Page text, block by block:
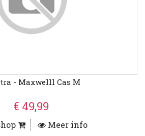
- Maxwelll Cas M
€ 49,99
Meer info